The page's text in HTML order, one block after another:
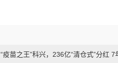
“疫苗之王”科兴，236亿“清仓式”分红